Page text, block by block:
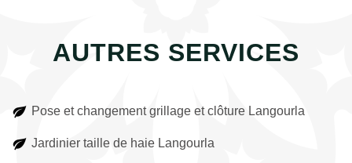
AUTRES SERVICES
Pose et changement grillage et clôture Langourla
Jardinier taille de haie Langourla